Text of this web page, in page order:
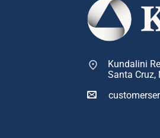
Kundalini
Santa Cruz,